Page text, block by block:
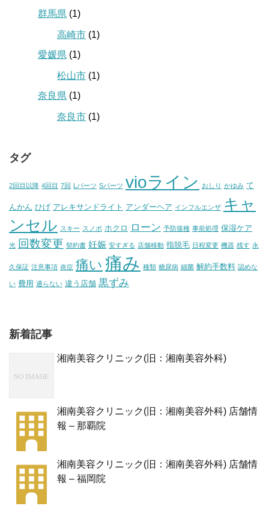
群馬県 (1)
高崎市 (1)
愛媛県 (1)
松山市 (1)
奈良県 (1)
奈良市 (1)
タグ
2回目以降 4回目 7回 Lパーツ Sパーツ vioライン おしり かゆみ て
んかん ひげ アレキサンドライト アンダーヘア インフルエンザ キャ
ンセル スキー スノボ ホクロ ローン 予防接種 事前処理 保湿ケア
光 回数変更 契約書 妊娠 安すぎる 店舗移動 指脱毛 日程変更 機器 残す 永
久保証 注意事項 炎症 痛い 痛み 種類 糖尿病 細菌 解約手数料 認めな
い 費用 通らない 違う店舗 黒ずみ
新着記事
湘南美容クリニック(旧：湘南美容外科)
湘南美容クリニック(旧：湘南美容外科) 店舗情
報 – 那覇院
湘南美容クリニック(旧：湘南美容外科) 店舗情
報 – 福岡院